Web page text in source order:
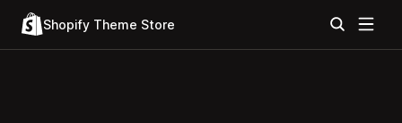
Shopify Theme Store